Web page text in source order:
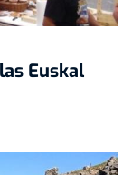
Euskal